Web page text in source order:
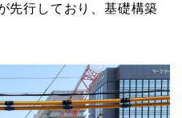
先行しており、基礎構築